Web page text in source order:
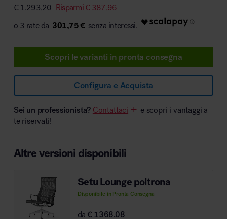
MillerKnoll
€1.293,20 Risparmi€ 387,96
301,75 €
Scopri le varianti in pronta consegna
Configura e Acquista
Sei un professionista? Contattaci
e scopri i vantaggi a
te riservati!
Altre versioni disponibili
Setu Lounge poltrona
Disponibile in Pronta Consegna
da€ 1368.08